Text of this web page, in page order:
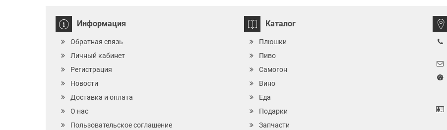
Информация
Обратная связь
Личный кабинет
Регистрация
Новости
Доставка и оплата
О нас
Пользовательское соглашение
Каталог
Плюшки
Пиво
Самогон
Вино
Еда
Подарки
Запчасти